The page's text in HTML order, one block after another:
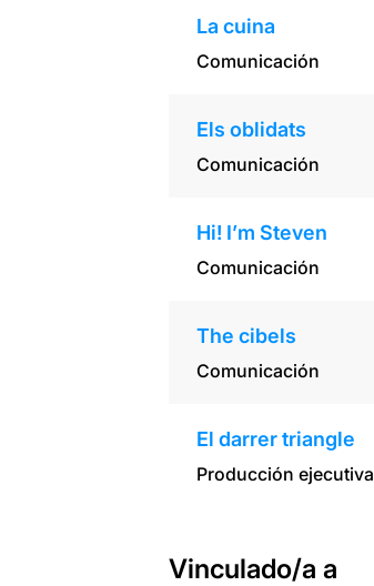
La cuina
Comunicación
Els oblidats
Comunicación
Hi! I’m Steven
Comunicación
The cibels
Comunicación
El darrer triangle
Producción ejecutiva
Vinculado/a a